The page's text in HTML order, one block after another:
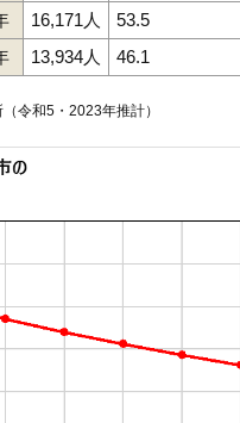
16,171人
53.5
13,934人 46.1
令和5・2023年推計）